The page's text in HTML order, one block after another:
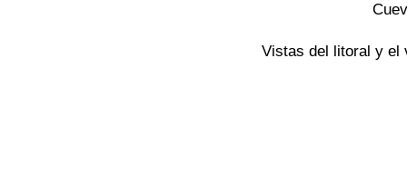
Vistas del litoral y el